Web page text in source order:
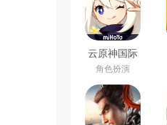
云原神国际
版app下载
2026最新版
角色扮演